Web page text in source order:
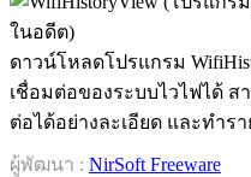
ดาวน์โหลดโปรแกรม
เชื่อมต่อของระบบไวไฟได้
ต่อได้อย่างละเอียด และทำร
ผู้พัฒนา : NirSoft Freeware